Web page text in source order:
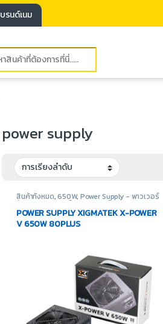
รนด์เนม
power supply
สินค้าทั้งหมด,650W, Power Supply - พาวเวอร์
ซัพพลาย อุปกรณ์คอมพิวเตอร์
POWER SUPPLY XIGMATEK X-POWER
V 650W 80PLUS